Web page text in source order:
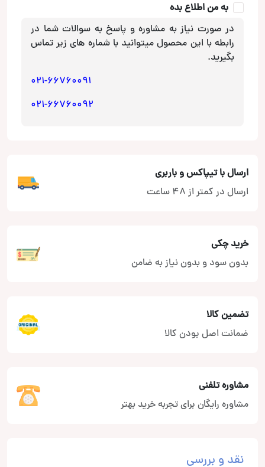
عدد
به من اطلاع بده
در صورت نیاز به مشاوره و پاسخ به سوالات شما در
رابطه با این محصول میتوانید با شماره های زیر تماس
بگیرید.
021-66760091
021-66760092
ارسال با تیپاکس و باربری
ارسال در کمتر از 48 ساعت
خرید چکی
بدون سود و بدون نیاز به ضامن
تضمین کالا
ضمانت اصل بودن کالا
مشاوره تلفنی
مشاوره رایگان برای تجربه خرید بهتر
نقد و بررسی